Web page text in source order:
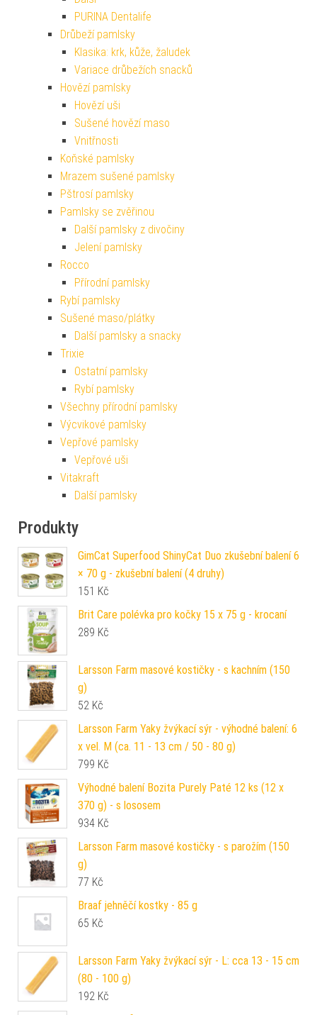
PURINA Dentalife
Drůbeží pamlsky
Klasika: krk, kůže, žaludek
Variace drůbežích snacků
Hovězí pamlsky
Hovězí uši
Sušené hovězí maso
Vnitřnosti
Koňské pamlsky
Mrazem sušené pamlsky
Pštrosí pamlsky
Pamlsky se zvěřinou
Další pamlsky z divočiny
Jelení pamlsky
Rocco
Přírodní pamlsky
Rybí pamlsky
Sušené maso/plátky
Další pamlsky a snacky
Trixie
Ostatní pamlsky
Rybí pamlsky
Všechny přírodní pamlsky
Výcvikové pamlsky
Vepřové pamlsky
Vepřové uši
Vitakraft
Další pamlsky
Produkty
GimCat Superfood ShinyCat Duo zkušební balení 6
× 70 g - zkušební balení (4 druhy)
151 Kč
Brit Care polévka pro kočky 15 x 75 g - krocaní
289 Kč
Larsson Farm masové kostičky - s kachním (150
g)
52 Kč
Larsson Farm Yaky žvýkací sýr - výhodné balení: 6
x vel. M (ca. 11 - 13 cm / 50 - 80 g)
799 Kč
Výhodné balení Bozita Purely Paté 12 ks (12 x
370 g) - s lososem
934 Kč
Larsson Farm masové kostičky - s parožím (150
g)
77 Kč
Braaf jehněčí kostky - 85 g
65 Kč
Larsson Farm Yaky žvýkací sýr - L: cca 13 - 15 cm
(80 - 100 g)
192 Kč